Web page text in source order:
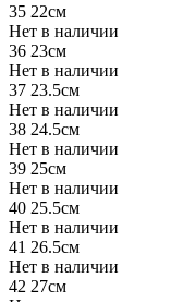
35 22см
Нет в наличии
36 23см
Нет в наличии
37 23.5см
Нет в наличии
38 24.5см
Нет в наличии
39 25см
Нет в наличии
40 25.5см
Нет в наличии
41 26.5см
Нет в наличии
42 27см